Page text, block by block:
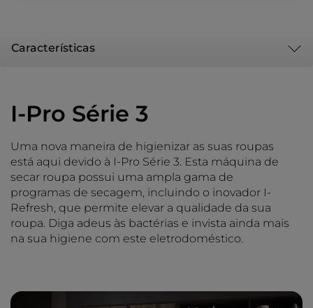
Características
I-Pro Série 3
Uma nova maneira de higienizar as suas roupas
está aqui devido à I-Pro Série 3. Esta máquina de
secar roupa possui uma ampla gama de
programas de secagem, incluindo o inovador I-
Refresh, que permite elevar a qualidade da sua
roupa. Diga adeus às bactérias e invista ainda mais
na sua higiene com este eletrodoméstico.